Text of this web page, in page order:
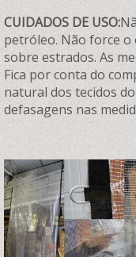
CUIDADOS DE USO:
petróleo. Não force o
sobre estrados. As
Fica por conta do
natural dos tecidos
defasagens nas